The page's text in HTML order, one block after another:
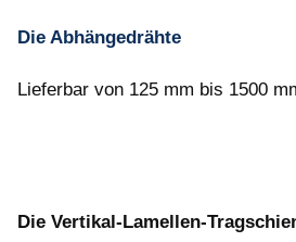
Die Abhängedrähte
Lieferbar von 125 mm bis 1500
Die Vertikal-Lamellen-